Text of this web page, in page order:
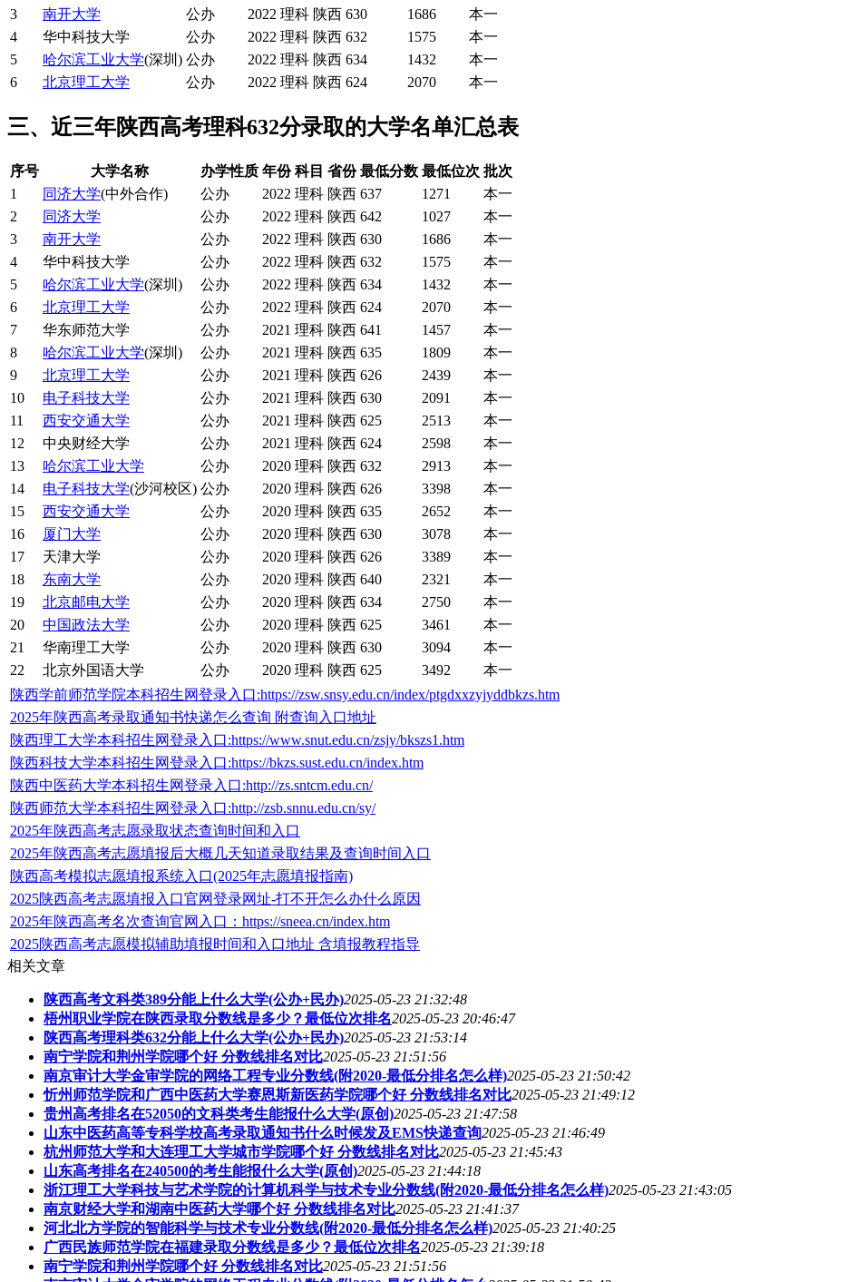
3
南开大学 公办 2022 理科 陕西 630 1686
本一
4
华中科技大学 公办 2022 理科 陕西 632 1575
本一
5
哈尔滨工业大学(深圳) 公办 2022 理科 陕西 634 1432
本一
6
北京理工大学 公办 2022 理科 陕西 624 2070 本一
三、近三年陕西高考理科632分录取的大学名单汇总表
序号 大学名称 办学性质 年份 科目 省份 最低分数 最低位次 批次
1
同济大学(中外合作) 公办 2022 理科 陕西 637 1271
本一
2
同济大学 公办 2022 理科 陕西 642 1027
本一
3
南开大学 公办 2022 理科 陕西 630 1686
本一
4
华中科技大学 公办 2022 理科 陕西 632 1575
本一
5
哈尔滨工业大学(深圳) 公办 2022 理科 陕西 634 1432
本一
6
北京理工大学 公办 2022 理科 陕西 624 2070
本一
7
华东师范大学 公办 2021 理科 陕西 641 1457
本一
8
哈尔滨工业大学(深圳) 公办 2021 理科 陕西 635 1809
本一
9
北京理工大学 公办 2021 理科 陕西 626 2439
本一
10
电子科技大学 公办 2021 理科 陕西 630 2091
本一
11
西安交通大学 公办 2021 理科 陕西 625 2513
本一
12
中央财经大学 公办 2021 理科 陕西 624 2598
本一
13
哈尔滨工业大学 公办 2020 理科 陕西 632 2913
本一
14
电子科技大学(沙河校区) 公办 2020 理科 陕西 626 3398
本一
15
西安交通大学 公办 2020 理科 陕西 635 2652
本一
16
厦门大学 公办 2020 理科 陕西 630 3078
本一
17
天津大学 公办 2020 理科 陕西 626 3389
本一
18
东南大学 公办 2020 理科 陕西 640 2321
本一
19
北京邮电大学 公办 2020 理科 陕西 634 2750
本一
20
中国政法大学 公办 2020 理科 陕西 625 3461
本一
21
华南理工大学 公办 2020 理科 陕西 630 3094
本一
22
北京外国语大学 公办 2020 理科 陕西 625 3492
本一
陕西学前师范学院本科招生网登录入口:https://zsw.snsy.edu.cn/index/ptgdxxzyjyddbkzs.htm
2025年陕西高考录取通知书快递怎么查询 附查询入口地址
陕西理工大学本科招生网登录入口:https://www.snut.edu.cn/zsjy/bkszs1.htm
陕西科技大学本科招生网登录入口:https://bkzs.sust.edu.cn/index.htm
陕西中医药大学本科招生网登录入口:http://zs.sntcm.edu.cn/
陕西师范大学本科招生网登录入口:http://zsb.snnu.edu.cn/sy/
2025年陕西高考志愿录取状态查询时间和入口
2025年陕西高考志愿填报后大概几天知道录取结果及查询时间入口
陕西高考模拟志愿填报系统入口(2025年志愿填报指南)
2025陕西高考志愿填报入口官网登录网址-打不开怎么办什么原因
2025年陕西高考名次查询官网入口：https://sneea.cn/index.htm
2025陕西高考志愿模拟辅助填报时间和入口地址 含填报教程指导
相关文章
陕西高考文科类389分能上什么大学(公办+民办)2025-05-23 21:32:48
梧州职业学院在陕西录取分数线是多少？最低位次排名2025-05-23 20:46:47
陕西高考理科类632分能上什么大学(公办+民办)2025-05-23 21:53:14
南宁学院和荆州学院哪个好 分数线排名对比2025-05-23 21:51:56
南京审计大学金审学院的网络工程专业分数线(附2020-最低分排名怎么样)2025-05-23 21:50:42
忻州师范学院和广西中医药大学赛恩斯新医药学院哪个好 分数线排名对比2025-05-23 21:49:12
贵州高考排名在52050的文科类考生能报什么大学(原创)2025-05-23 21:47:58
山东中医药高等专科学校高考录取通知书什么时候发及EMS快递查询2025-05-23 21:46:49
杭州师范大学和大连理工大学城市学院哪个好 分数线排名对比2025-05-23 21:45:43
山东高考排名在240500的考生能报什么大学(原创)2025-05-23 21:44:18
浙江理工大学科技与艺术学院的计算机科学与技术专业分数线(附2020-最低分排名怎么样)2025-05-23 21:43:05
南京财经大学和湖南中医药大学哪个好 分数线排名对比2025-05-23 21:41:37
河北北方学院的智能科学与技术专业分数线(附2020-最低分排名怎么样)2025-05-23 21:40:25
广西民族师范学院在福建录取分数线是多少？最低位次排名2025-05-23 21:39:18
南宁学院和荆州学院哪个好 分数线排名对比2025-05-23 21:51:56